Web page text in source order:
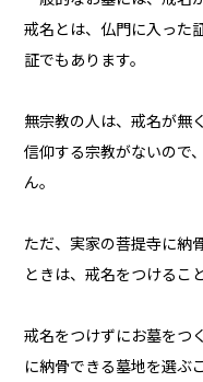
戒名とは、仏門に入った
証でもあります。
無宗教の人は、戒名が無
信仰する宗教がないので
ん。
ただ、実家の菩提寺に納
ときは、戒名をつけるこ
戒名をつけずにお墓をつ
に納骨できる墓地を選ぶ